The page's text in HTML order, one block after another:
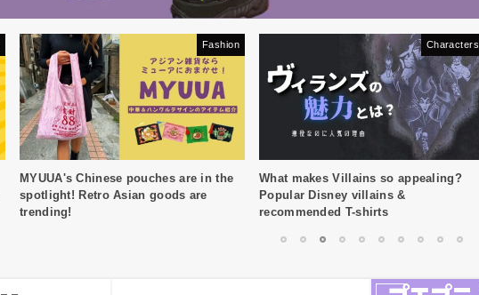
Fashion
MYUUA's Chinese pouches are in the
spotlight! Retro Asian goods are
trending!
Characters
What makes Villains so appealing?
Popular Disney villains &
recommended T-shirts